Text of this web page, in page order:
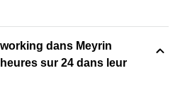
dans Meyrin
sur 24 dans leur